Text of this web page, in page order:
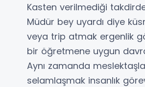
Kasten verilmediği
Müdür bey uyardı diye
veya trip atmak ergenlik
bir öğretmene uygun
Aynı zamanda
selamlaşmak insanlık